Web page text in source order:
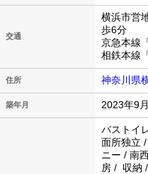
交通
横浜市営
歩6分
京急本線
相鉄本線
住所 神奈川県
築年月 2023年9月
バストイ
面所独立
ニー / 南
房 / 収納